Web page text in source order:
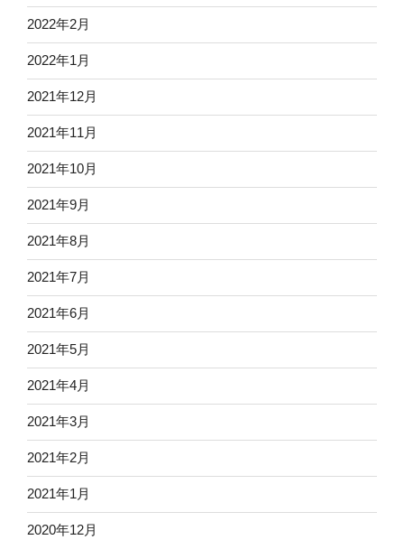
2022年2月
2022年1月
2021年12月
2021年11月
2021年10月
2021年9月
2021年8月
2021年7月
2021年6月
2021年5月
2021年4月
2021年3月
2021年2月
2021年1月
2020年12月